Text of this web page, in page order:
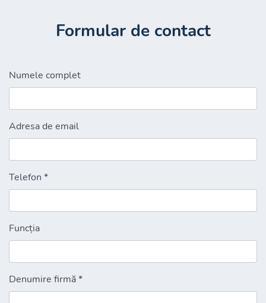
Formular de contact
Numele complet
Adresa de email
Telefon *
Funcția
Denumire firmă *